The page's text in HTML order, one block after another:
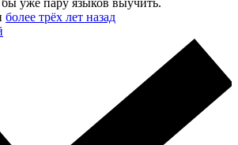
уже пару языков выучить.
более трёх лет назад